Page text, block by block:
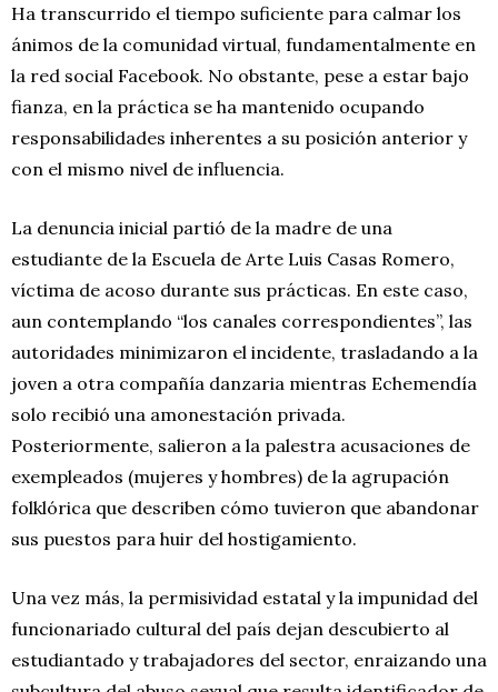
Ha transcurrido el tiempo suficiente para calmar los
ánimos de la comunidad virtual, fundamentalmente en
la red social Facebook. No obstante, pese a estar bajo
fianza, en la práctica se ha mantenido ocupando
responsabilidades inherentes a su posición anterior y
con el mismo nivel de influencia.
La denuncia inicial partió de la madre de una
estudiante de la Escuela de Arte Luis Casas Romero,
víctima de acoso durante sus prácticas. En este caso,
aun contemplando “los canales correspondientes”, las
autoridades minimizaron el incidente, trasladando a la
joven a otra compañía danzaria mientras Echemendía
solo recibió una amonestación privada.
Posteriormente, salieron a la palestra acusaciones de
exempleados (mujeres y hombres) de la agrupación
folklórica que describen cómo tuvieron que abandonar
sus puestos para huir del hostigamiento.
Una vez más, la permisividad estatal y la impunidad del
funcionariado cultural del país dejan descubierto al
estudiantado y trabajadores del sector, enraizando una